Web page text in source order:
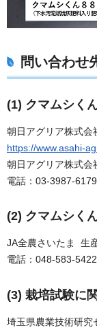
問い合わせ
(1) クマムシく
朝日アグリア株式会
https://www.asahi-
朝日アグリア株式
電話：03-3987-6179
(2) クマムシく
JA全農さいたま 生
電話：048-583-5422
(3) 栽培試験に
埼玉県農業技術研